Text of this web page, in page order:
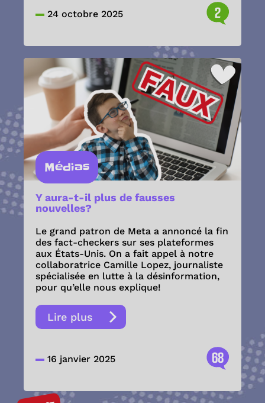
24 octobre 2025 2
Médias
Y aura-t-il plus de fausses
nouvelles?
Le grand patron de Meta a annoncé la fin
des fact-checkers sur ses plateformes
aux États-Unis. On a fait appel à notre
collaboratrice Camille Lopez, journaliste
spécialisée en lutte à la désinformation,
pour qu’elle nous explique!
Lire plus
16 janvier 2025 68